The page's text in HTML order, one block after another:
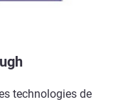
technologies de